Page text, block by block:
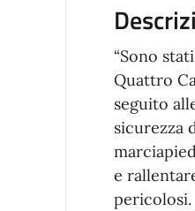
“Sono
Quattro
seguito
sicurezza
e
pericolosi.